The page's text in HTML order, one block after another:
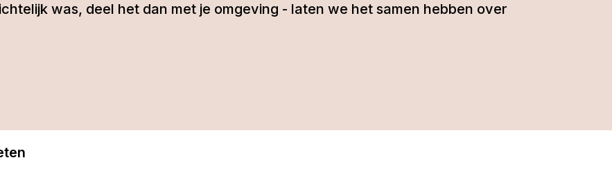
was, deel het dan met je omgeving - laten we het samen hebben over